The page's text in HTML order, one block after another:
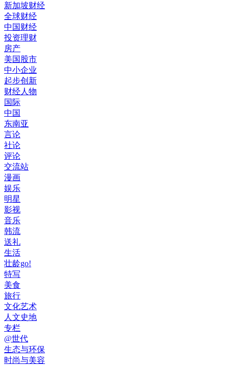
新加坡财经
全球财经
中国财经
投资理财
房产
美国股市
中小企业
起步创新
财经人物
国际
中国
东南亚
言论
社论
评论
交流站
漫画
娱乐
明星
影视
音乐
韩流
送礼
生活
壮龄go!
特写
美食
旅行
文化艺术
人文史地
专栏
@世代
生态与环保
时尚与美容